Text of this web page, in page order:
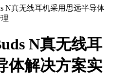
N真无线耳机采用思远半导体
N真无线耳
体解决方案实